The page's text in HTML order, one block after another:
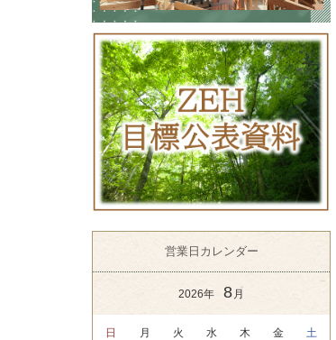
営業日カレンダー
2026年 8 月
日 月 火 水 木 金 土